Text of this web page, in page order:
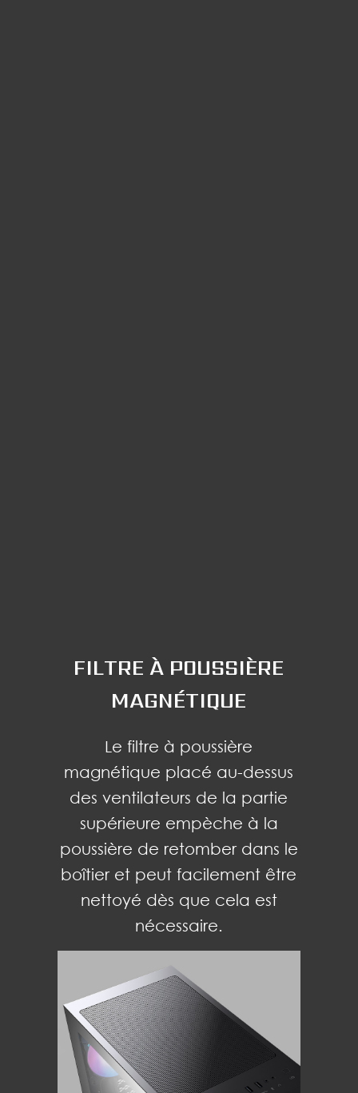
FILTRE À POUSSIÈRE
MAGNÉTIQUE
Le filtre à poussière
magnétique placé au-dessus
des ventilateurs de la partie
supérieure empèche à la
poussière de retomber dans le
boîtier et peut facilement être
nettoyé dès que cela est
nécessaire.